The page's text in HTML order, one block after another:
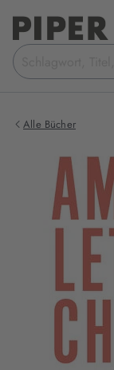
Suchbegriff
eingeben
Alle Bücher